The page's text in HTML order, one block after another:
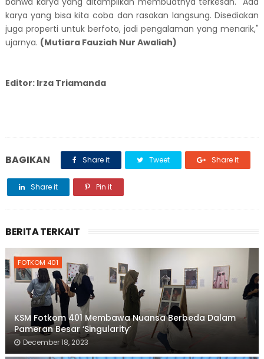
karya yang bisa kita coba dan rasakan langsung. Disediakan
juga properti untuk berfoto, jadi pengalaman yang menarik,"
ujarnya. (Mutiara Fauziah Nur Awaliah)
Editor: Irza Triamanda
BAGIKAN Share it Tweet Share it
Share it Pin it
BERITA TERKAIT
FOTKOM 401
KSM Fotkom 401 Membawa Nuansa Berbeda Dalam
Pameran Besar ‘Singularity’
December 18, 2023